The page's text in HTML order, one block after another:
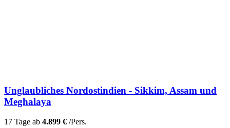
Unglaubliches Nordostindien - Sikkim, Assam und
Meghalaya
17 Tage ab 4.899 € /Pers.